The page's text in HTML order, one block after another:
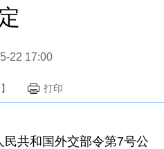
定
22 17:00
】 打印
民共和国外交部令第7号公